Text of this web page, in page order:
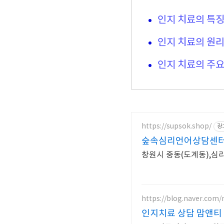
인지 치료의 특징
인지 치료의 원리
인지 치료의 주
https://supsok.shop/ 광
숲속심리언어상담센터
창원시 중동(도계동),심
https://
인지치료 상담 맘앤티